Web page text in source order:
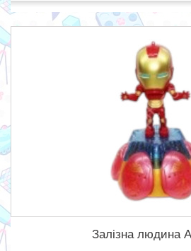
Залізна людина